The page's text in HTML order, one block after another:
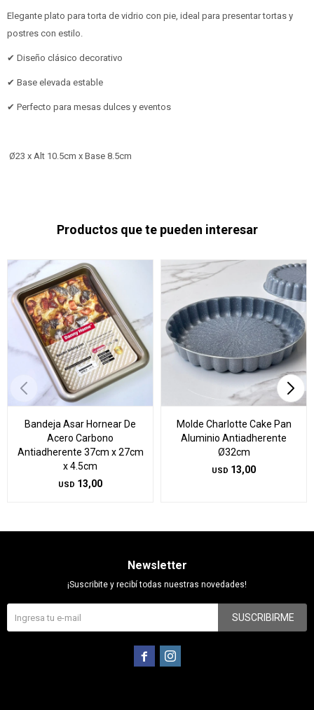
Elegante plato para torta de vidrio con pie, ideal para presentar tortas y
postres con estilo.
✔ Diseño clásico decorativo
✔ Base elevada estable
✔ Perfecto para mesas dulces y eventos
Ø23 x Alt 10.5cm x Base 8.5cm
Productos que te pueden interesar
Bandeja Asar Hornear De
Acero Carbono
Antiadherente 37cm x 27cm
x 4.5cm
USD 13,00
Molde Charlotte Cake Pan
Aluminio Antiadherente
Ø32cm
USD 13,00
Newsletter
¡Suscribite y recibí todas nuestras novedades!
SUSCRIBIRME
 